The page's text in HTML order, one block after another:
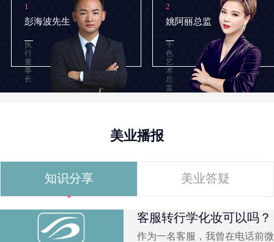
1
彭海波先生
执
行
董
事
长
2
姚阿丽总监
千
色
艺
术
总
监
美业播报
知识分享 美业答疑
客服转行学化妆可以吗？
作为一名客服，我曾在电话前微